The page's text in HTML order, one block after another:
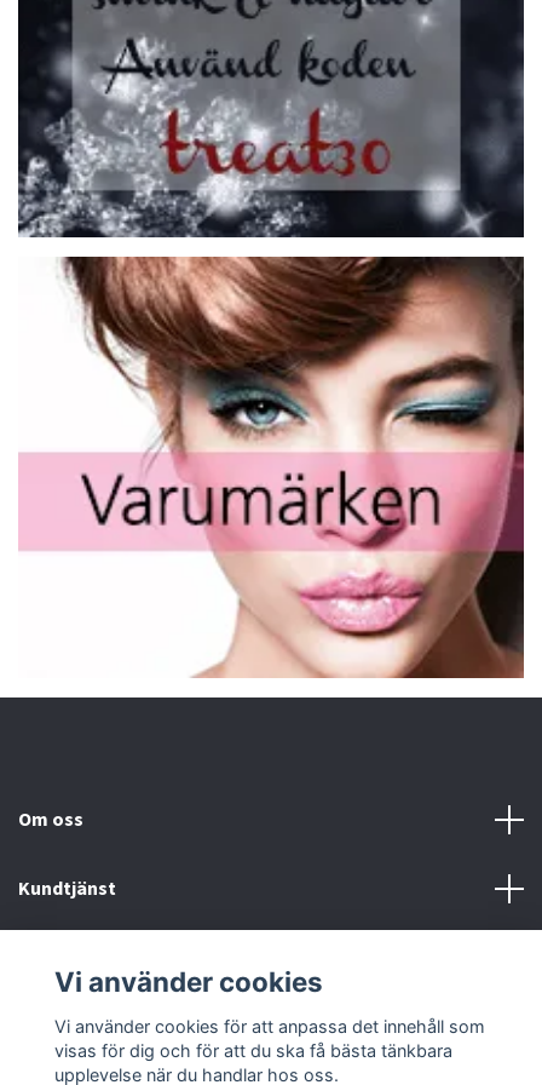
Om oss
Kundtjänst
Sociala medier
Vi använder cookies
Vi använder cookies för att anpassa det innehåll som
visas för dig och för att du ska få bästa tänkbara
upplevelse när du handlar hos oss.